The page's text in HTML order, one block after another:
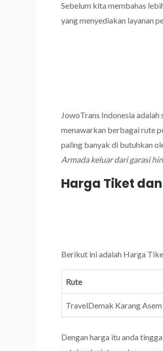
Sebelum kita membahas
yang menyediakan layanan
JowoTrans Indonesia
menawarkan berbagai rute
paling banyak di butuhkan
Armada keluar dari garasi
Harga Tiket
Berikut ini adalah Harga
Rute
TravelDemak Karang Asem
Dengan harga itu anda